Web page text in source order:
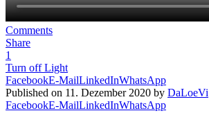
Comments
Share
1
Turn off Light
FacebookE-MailLinkedInWhatsApp
Published on 11. Dezember 2020 by DaLoeVi
FacebookE-MailLinkedInWhatsApp